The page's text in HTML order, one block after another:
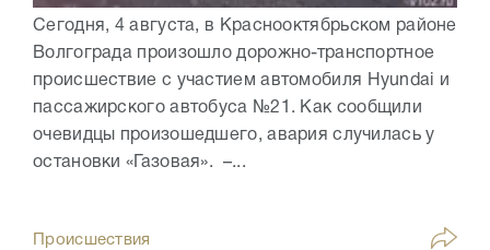
Сегодня, 4 августа, в Краснооктябрьском районе
Волгограда произошло дорожно-транспортное
происшествие с участием автомобиля Hyundai и
пассажирского автобуса №21. Как сообщили
очевидцы произошедшего, авария случилась у
остановки «Газовая». –...
Происшествия